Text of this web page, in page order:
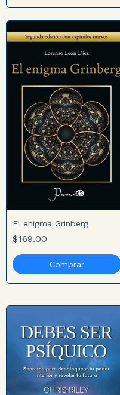
El enigma Grinberg
$169.00